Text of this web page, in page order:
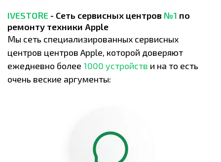
IVESTORE - Сеть сервисных центров №1 по
ремонту техники Apple
Мы сеть специализированных сервисных
центров центров Apple, которой доверяют
ежедневно более 1000 устройств и на то есть
очень веские аргументы: